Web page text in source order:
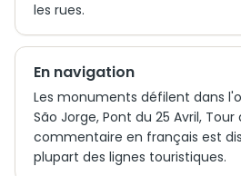
les rues.
En navigation
Les monuments défilent dans
São Jorge, Pont du 25 Avril, Tour
commentaire en français est
plupart des lignes touristiques.